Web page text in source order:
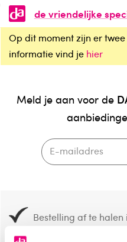
de vriendelijke
Op dit moment zijn er
informatie vind je hier
Meld je aan voor de
Bestelling af te